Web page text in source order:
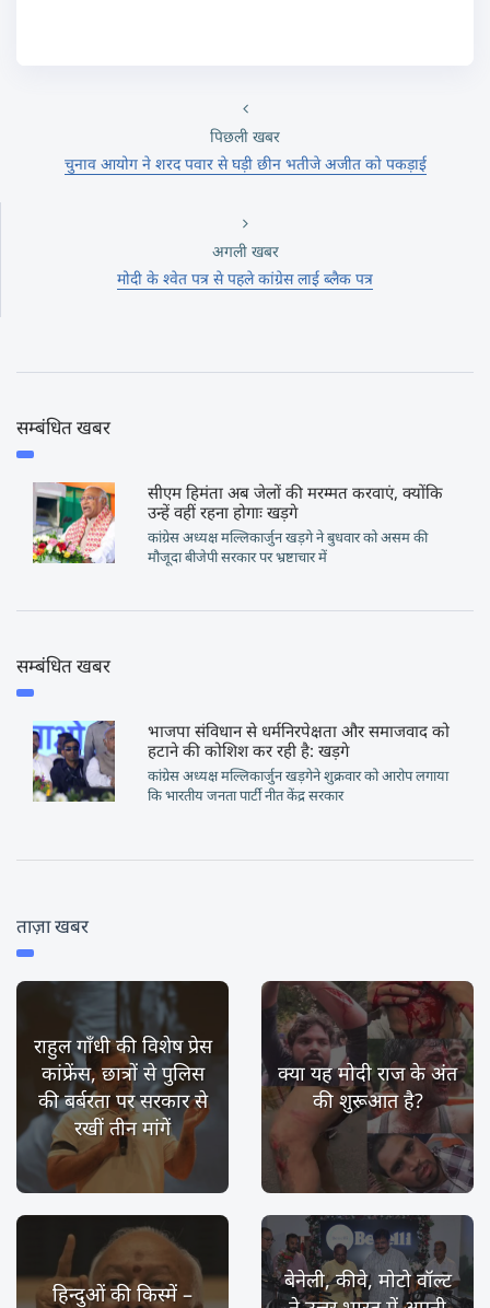
पिछली खबर
चुनाव आयोग ने शरद पवार से घड़ी छीन भतीजे अजीत को पकड़ाई
अगली खबर
मोदी के श्वेत पत्र से पहले कांग्रेस लाई ब्लैक पत्र
सम्बंधित खबर
सीएम हिमंता अब जेलों की मरम्मत करवाएं, क्योंकि
उन्हें वहीं रहना होगाः खड़गे
कांग्रेस अध्यक्ष मल्लिकार्जुन खड़गे ने बुधवार को असम की
मौजूदा बीजेपी सरकार पर भ्रष्टाचार में
सम्बंधित खबर
भाजपा संविधान से धर्मनिरपेक्षता और समाजवाद को
हटाने की कोशिश कर रही है: खड़गे
कांग्रेस अध्यक्ष मल्लिकार्जुन खड़गेने शुक्रवार को आरोप लगाया
कि भारतीय जनता पार्टी नीत केंद्र सरकार
ताज़ा खबर
राहुल गाँधी की विशेष प्रेस
कांफ्रेंस, छात्रों से पुलिस
की बर्बरता पर सरकार से
रखीं तीन मांगें
क्या यह मोदी राज के अंत
की शुरूआत है?
हिन्दुओं की किस्में –
बेनेली, कीवे, मोटो वॉल्ट